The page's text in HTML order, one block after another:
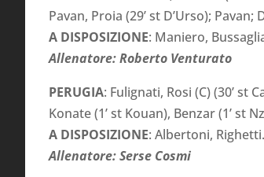
Pavan, Proia (29’ st D’Urso);
A DISPOSIZIONE: Maniero,
Allenatore: Roberto Venturato
PERUGIA: Fulignati, Rosi (C) (30’ st
Konate (1’ st Kouan), Benzar (1’ st
A DISPOSIZIONE: Albertoni, Righetti.
Allenatore: Serse Cosmi